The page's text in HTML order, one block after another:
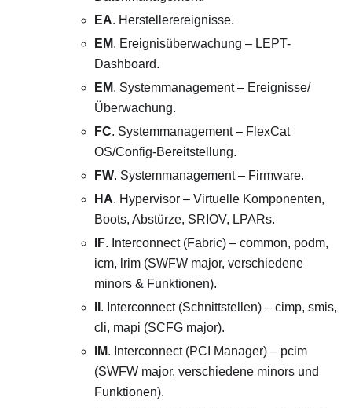
EA. Herstellerereignisse.
EM. Ereignisüberwachung – LEPT-
Dashboard.
EM. Systemmanagement – Ereignisse/
Überwachung.
FC. Systemmanagement – FlexCat
OS/Config-Bereitstellung.
FW. Systemmanagement – Firmware.
HA. Hypervisor – Virtuelle Komponenten,
Boots, Abstürze, SRIOV, LPARs.
IF. Interconnect (Fabric) – common, podm,
icm, lrim (SWFW major, verschiedene
minors & Funktionen).
. Interconnect (Schnittstellen) – cimp, smis,
cli, mapi (SCFG major).
IM. Interconnect (PCI Manager) – pcim
(SWFW major, verschiedene minors und
Funktionen).